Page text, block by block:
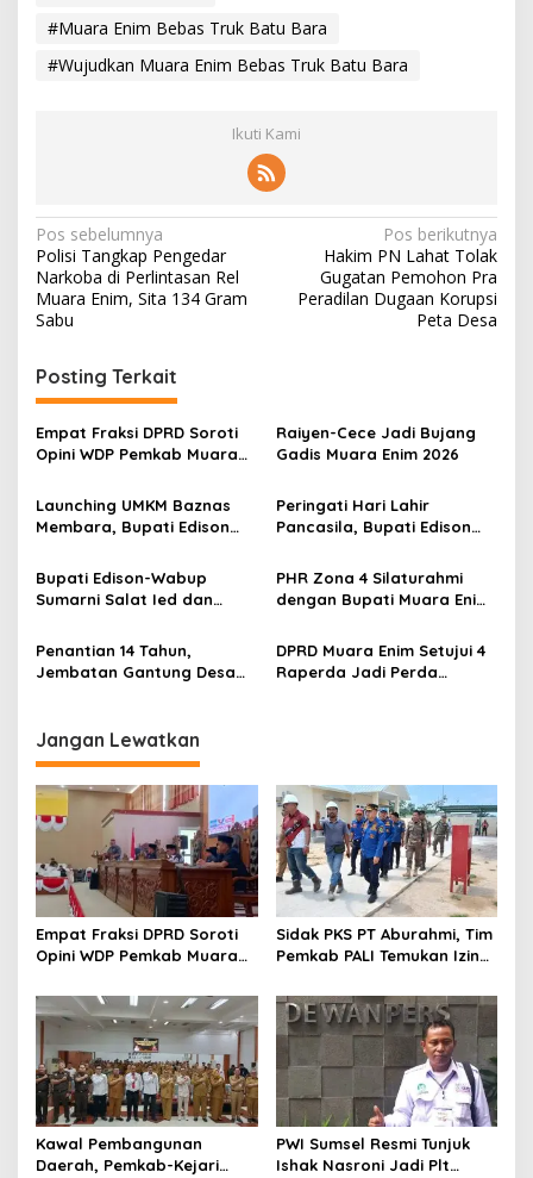
#Muara Enim Bebas Truk Batu Bara
#Wujudkan Muara Enim Bebas Truk Batu Bara
Ikuti Kami
N
a
v
i
g
a
s
i
p
o
s
Pos sebelumnya
Polisi Tangkap Pengedar
Narkoba di Perlintasan Rel
Muara Enim, Sita 134 Gram
Sabu
Pos berikutnya
Hakim PN Lahat Tolak
Gugatan Pemohon Pra
Peradilan Dugaan Korupsi
Peta Desa
Posting Terkait
Empat Fraksi DPRD Soroti
Opini WDP Pemkab Muara
Kelola Keuangan
Raiyen-Cece Jadi Bujang
Gadis Muara Enim 2026
Launching UMKM Baznas
Membara, Bupati Edison
Usaha kepada 200
Mustahik
Peringati Hari Lahir
Pancasila, Bupati Edison
Perkokoh Persatuan dan
Kawal Pembangunan
Bupati Edison-Wabup
Sumarni Salat Ied dan
di Masjid Agung
PHR Zona 4 Silaturahmi
dengan Bupati Muara Enim
Sinergi Dukung Ketahanan
Energi Nasional
Penantian 14 Tahun,
Jembatan Gantung Desa
DPRD Muara Enim Setujui 4
Raperda Jadi Perda
Jangan Lewatkan
Empat Fraksi DPRD Soroti
Opini WDP Pemkab Muara
Kelola Keuangan
Sidak PKS PT Aburahmi, Tim
Pemkab PALI Temukan Izin
Kawal Pembangunan
Daerah, Pemkab-Kejari
PWI Sumsel Resmi Tunjuk
Ishak Nasroni Jadi Plt